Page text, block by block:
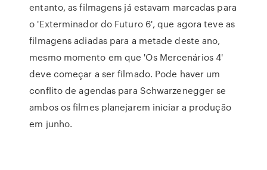
entanto, as filmagens já estavam marcadas para
o 'Exterminador do Futuro 6', que agora teve as
filmagens adiadas para a metade deste ano,
mesmo momento em que 'Os Mercenários 4'
deve começar a ser filmado. Pode haver um
conflito de agendas para Schwarzenegger se
ambos os filmes planejarem iniciar a produção
em junho.